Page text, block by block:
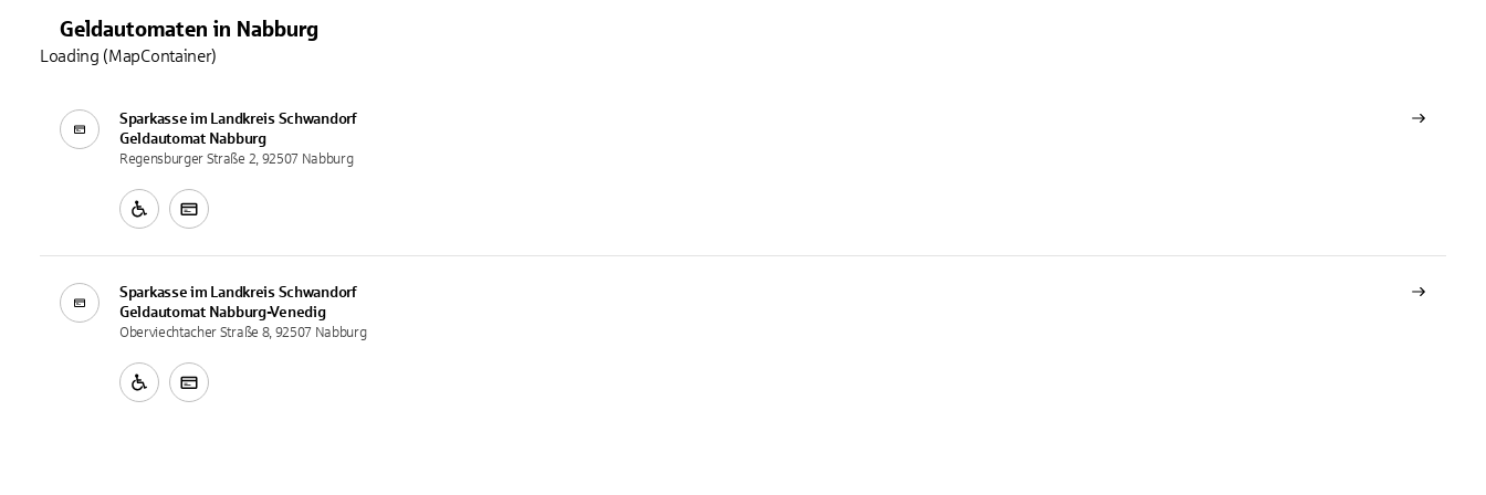
Geldautomaten in Nabburg
Sparkasse im Landkreis Schwandorf
Geldautomat Nabburg
Regensburger Straße 2, 92507 Nabburg
Sparkasse im Landkreis Schwandorf
Geldautomat Nabburg-Venedig
Oberviechtacher Straße 8, 92507 Nabburg
Loading (MapContainer)